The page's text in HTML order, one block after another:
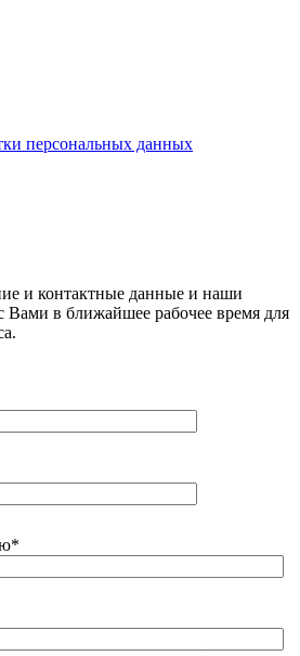
персональных данных
и контактные данные и наши
Вами в ближайшее рабочее время для
*